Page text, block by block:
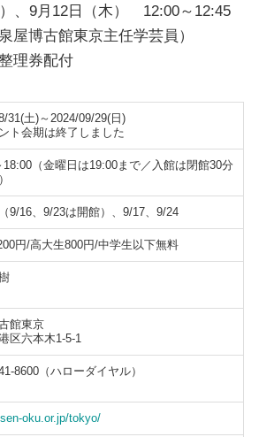
、9月12日（木） 12:00～12:45
屋博古館東京主任学芸員）
理券配付
31(土)～2024/09/29(日)
ト会期は終了しました
18:00（金曜日は19:00まで／入館は閉館30分
9/16、9/23は開館）、9/17、9/24
円/高大生800円/中学生以下無料
館東京
区六本木1-5-1
8600（ハローダイヤル）
oku.or.jp/tokyo/